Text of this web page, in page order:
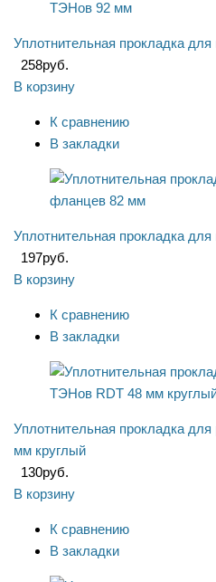
Уплотнительная прокладка
258руб.
В корзину
К сравнению
В закладки
Уплотнительная прокладка
197руб.
В корзину
К сравнению
В закладки
Уплотнительная прокладка
мм круглый
130руб.
В корзину
К сравнению
В закладки